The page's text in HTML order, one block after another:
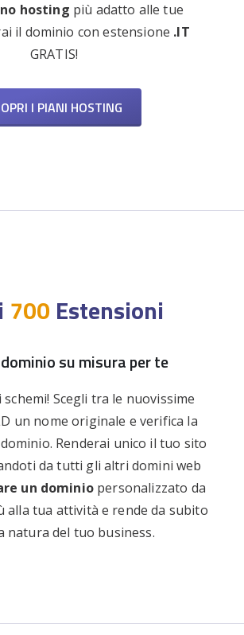
hosting più adatto alle tue
il dominio con estensione .IT
GRATIS!
I PIANI HOSTING
700 Estensioni
su misura per te
Scegli tra le nuovissime
un nome originale e verifica la
Renderai unico il tuo sito
da tutti gli altri domini web
un dominiopersonalizzato da
alla tua attività e rende da subito
natura del tuo business.